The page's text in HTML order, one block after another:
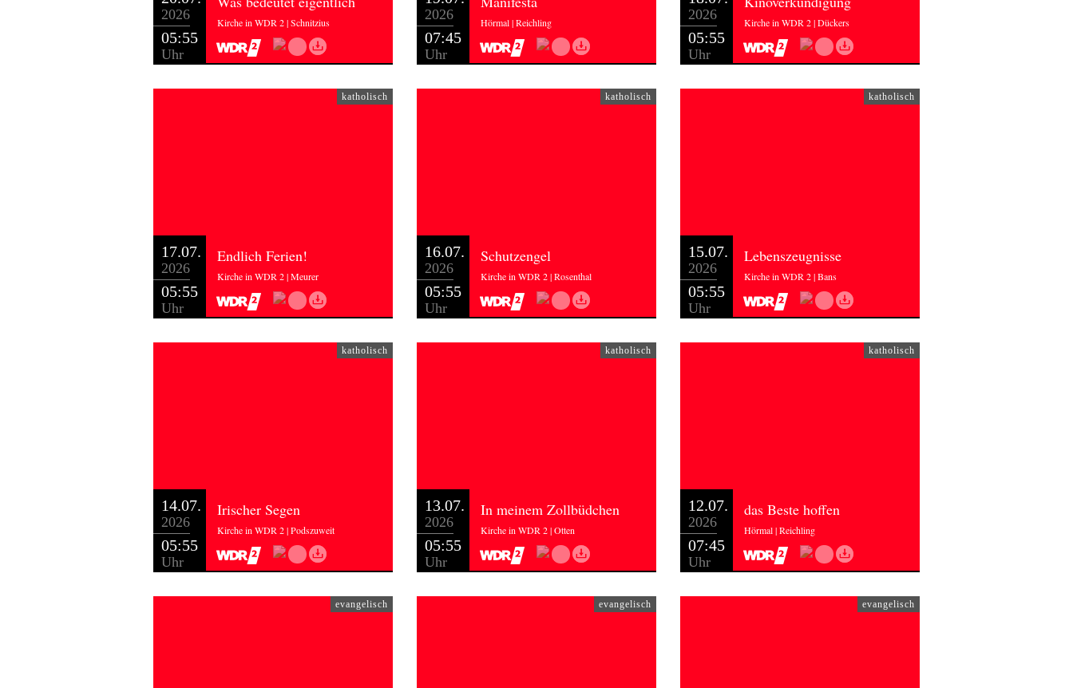
2026
05:55
Uhr
Kirche in WDR 2 | Schnitzius 2026
07:45
Uhr
Hörmal | Reichling 2026
05:55
Uhr
Kirche in WDR 2 | Dückers
katholisch
17.07.
2026
05:55
Uhr
Endlich Ferien!
Kirche in WDR 2 | Meurer
katholisch
16.07.
2026
05:55
Uhr
Schutzengel
Kirche in WDR 2 | Rosenthal
katholisch
15.07.
2026
05:55
Uhr
Lebenszeugnisse
Kirche in WDR 2 | Bans
katholisch
14.07.
2026
05:55
Uhr
Irischer Segen
Kirche in WDR 2 | Podszuweit
katholisch
13.07.
2026
05:55
Uhr
In meinem Zollbüdchen
Kirche in WDR 2 | Otten
katholisch
12.07.
2026
07:45
Uhr
das Beste hoffen
Hörmal | Reichling
evangelisch evangelisch evangelisch